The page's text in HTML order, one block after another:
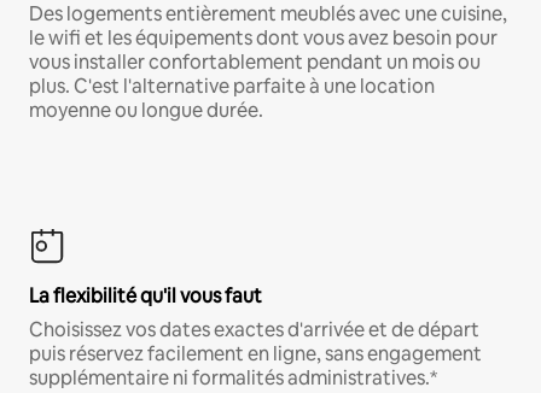
Des logements entièrement meublés avec une cuisine,
le wifi et les équipements dont vous avez besoin pour
vous installer confortablement pendant un mois ou
plus. C'est l'alternative parfaite à une location
moyenne ou longue durée.
La flexibilité qu'il vous faut
Choisissez vos dates exactes d'arrivée et de départ
puis réservez facilement en ligne, sans engagement
supplémentaire ni formalités administratives.*